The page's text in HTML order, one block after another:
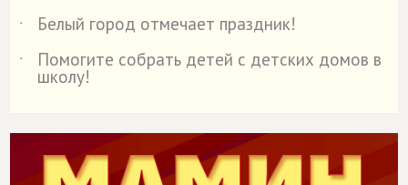
˙
Белый город отмечает праздник!
˙
Помогите собрать детей с детских домов в
школу!